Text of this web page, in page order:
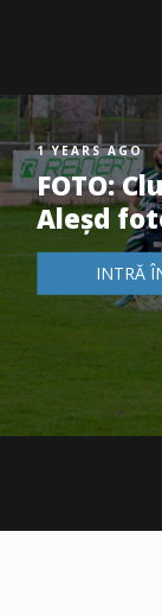
1 YEARS AGO
FOTO:
Aleșd
INTRĂ